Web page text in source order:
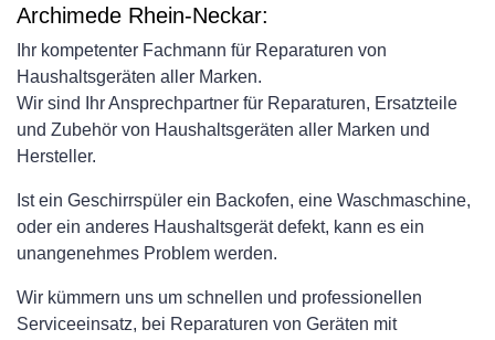
Archimede Rhein-Neckar:
Ihr kompetenter Fachmann für Reparaturen von
Haushaltsgeräten aller Marken.
Wir sind Ihr Ansprechpartner für Reparaturen, Ersatzteile
und Zubehör von Haushaltsgeräten aller Marken und
Hersteller.
Ist ein Geschirrspüler ein Backofen, eine Waschmaschine,
oder ein anderes Haushaltsgerät defekt, kann es ein
unangenehmes Problem werden.
Wir kümmern uns um schnellen und professionellen
Serviceeinsatz, bei Reparaturen von Geräten mit